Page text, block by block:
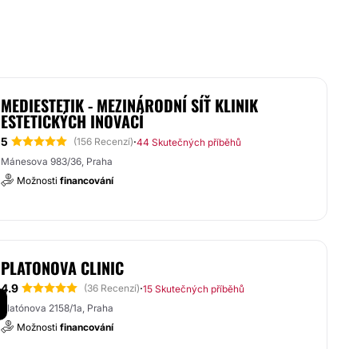
MEDIESTETIK - MEZINÁRODNÍ SÍŤ KLINIK
ESTETICKÝCH INOVACÍ
5 (156 Recenzí)·44 Skutečných příběhů
Mánesova 983/36, Praha
Možnosti financování
PLATONOVA CLINIC
4.9 (36 Recenzí)·15 Skutečných příběhů
Platónova 2158/1a, Praha
Možnosti financování